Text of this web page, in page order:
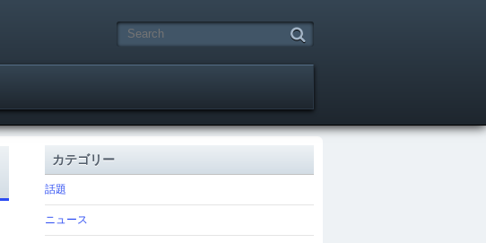
カテゴリー
話題
ニュース